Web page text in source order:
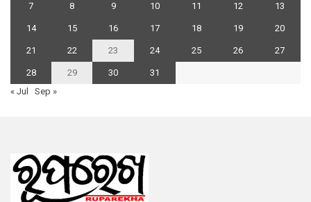
7 8 9 10 11 12 13
14 15 16 17 18 19 20
21 22 23 24 25 26 27
28 29 30
31
« Jul
Sep »